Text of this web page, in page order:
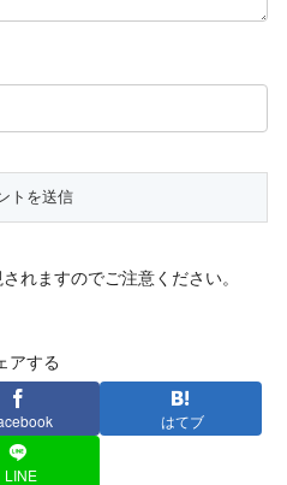
れますのでご注意ください。
アする
はてブ
LINE